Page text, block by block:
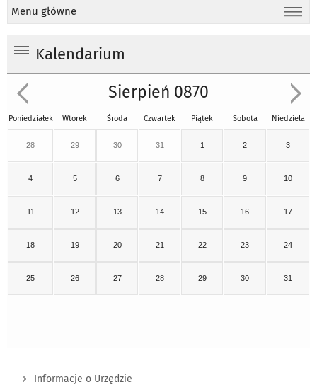
Menu główne
Kalendarium
Sierpień 0870
Poniedziałek Wtorek Środa Czwartek Piątek Sobota Niedziela
28 29 30 31 1 2 3
4 5 6 7 8 9 10
11 12 13 14 15 16 17
18 19 20 21 22 23 24
25 26 27 28 29 30 31
Informacje o Urzędzie